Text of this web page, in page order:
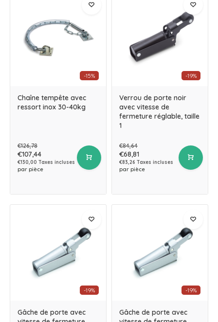
-15%
Chaîne tempête avec
ressort inox 30-40kg
€126,78
€107,44
€130,00 Taxes incluses
par pièce
-19%
Verrou de porte noir
avec vitesse de
fermeture réglable, taille
1
€84,64
€68,81
€83,26 Taxes incluses
par pièce
-19%
Gâche de porte avec
-19%
Gâche de porte avec